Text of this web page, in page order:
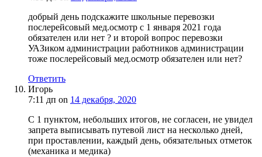
добрый день подскажите школьные перевозки
послерейсовый мед.осмотр с 1 января 2021 года
обязателен или нет ? и второй вопрос перевозки
УАЗиком администрации работников администрации
тоже послерейсовый мед.осмотр обязателен или нет?
Ответить
Игорь
7:11 дп on 14 декабря, 2020
С 1 пунктом, небольших итогов, не согласен, не увидел
запрета выписывать путевой лист на несколько дней,
при проставлении, каждый день, обязательных отметок
(механика и медика)